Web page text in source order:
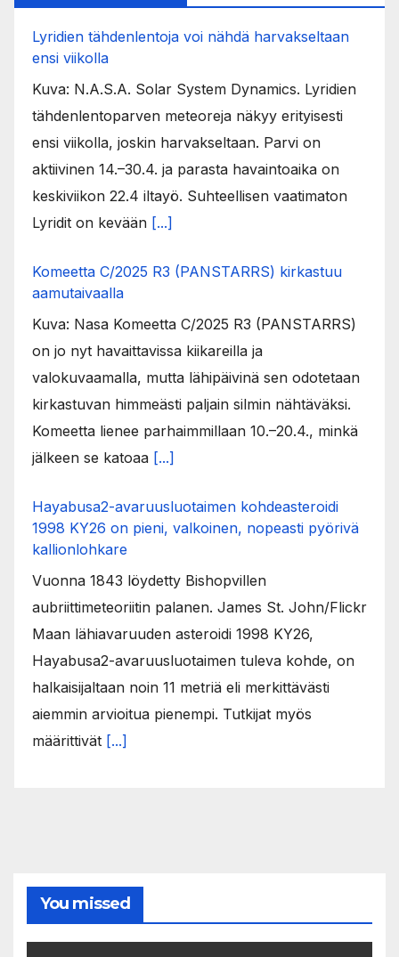
Lyridien tähdenlentoja voi nähdä harvakseltaan
ensi viikolla
Kuva: N.A.S.A. Solar System Dynamics. Lyridien
tähdenlentoparven meteoreja näkyy erityisesti
ensi viikolla, joskin harvakseltaan. Parvi on
aktiivinen 14.–30.4. ja parasta havaintoaika on
keskiviikon 22.4 iltayö. Suhteellisen vaatimaton
Lyridit on kevään [...]
Komeetta C/2025 R3 (PANSTARRS) kirkastuu
aamutaivaalla
Kuva: Nasa Komeetta C/2025 R3 (PANSTARRS)
on jo nyt havaittavissa kiikareilla ja
valokuvaamalla, mutta lähipäivinä sen odotetaan
kirkastuvan himmeästi paljain silmin nähtäväksi.
Komeetta lienee parhaimmillaan 10.–20.4., minkä
jälkeen se katoaa [...]
Hayabusa2-avaruusluotaimen kohdeasteroidi
1998 KY26 on pieni, valkoinen, nopeasti pyörivä
kallionlohkare
Vuonna 1843 löydetty Bishopvillen
aubriittimeteoriitin palanen. James St. John/Flickr
Maan lähiavaruuden asteroidi 1998 KY26,
Hayabusa2-avaruusluotaimen tuleva kohde, on
halkaisijaltaan noin 11 metriä eli merkittävästi
aiemmin arvioitua pienempi. Tutkijat myös
määrittivät [...]
You missed